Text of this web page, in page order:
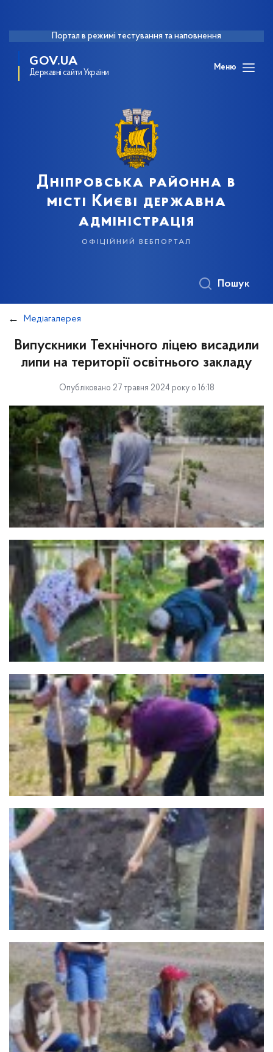
Портал в режимі тестування та наповнення
GOV.UA
Державні сайти України
Меню
Дніпровська районна в
місті Києві державна
адміністрація
офіційний вебпортал
Пошук
Медіагалерея
Випускники Технічного ліцею висадили
липи на території освітнього закладу
Опубліковано 27 травня 2024 року о 16:18